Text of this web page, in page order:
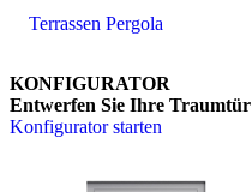
Terrassen Pergola
KONFIGURATOR
Entwerfen Sie Ihre Traumtür
Konfigurator starten